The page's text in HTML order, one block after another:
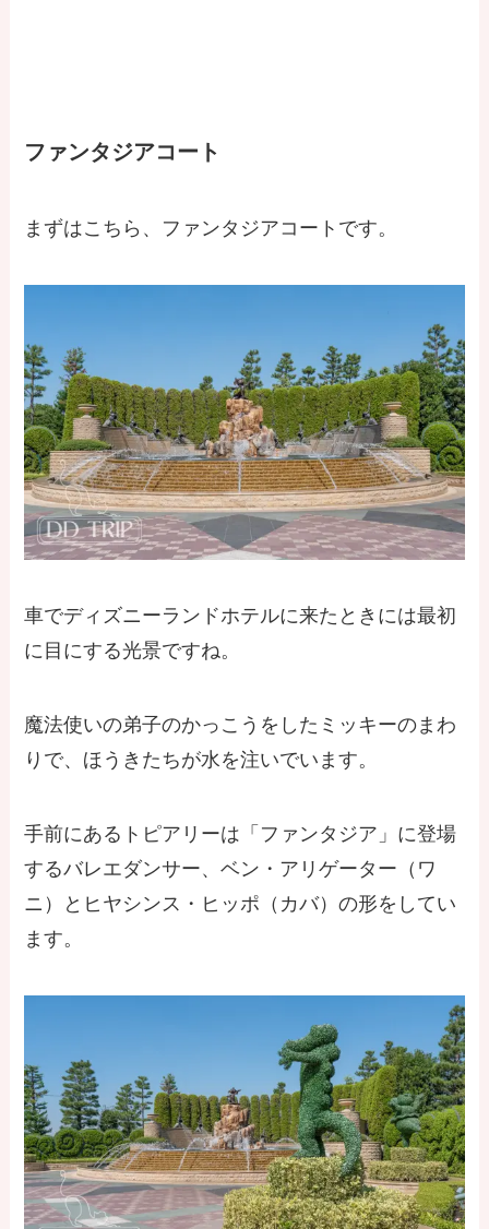
ファンタジアコート
まずはこちら、ファンタジアコートです。
車でディズニーランドホテルに来たときには最初
に目にする光景ですね。
魔法使いの弟子のかっこうをしたミッキーのまわ
りで、ほうきたちが水を注いでいます。
手前にあるトピアリーは「ファンタジア」に登場
するバレエダンサー、ベン・アリゲーター（ワ
ニ）とヒヤシンス・ヒッポ（カバ）の形をしてい
ます。